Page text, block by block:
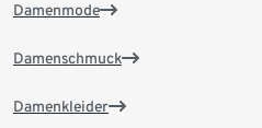
Damenmode
Damenschmuck
Damenkleider